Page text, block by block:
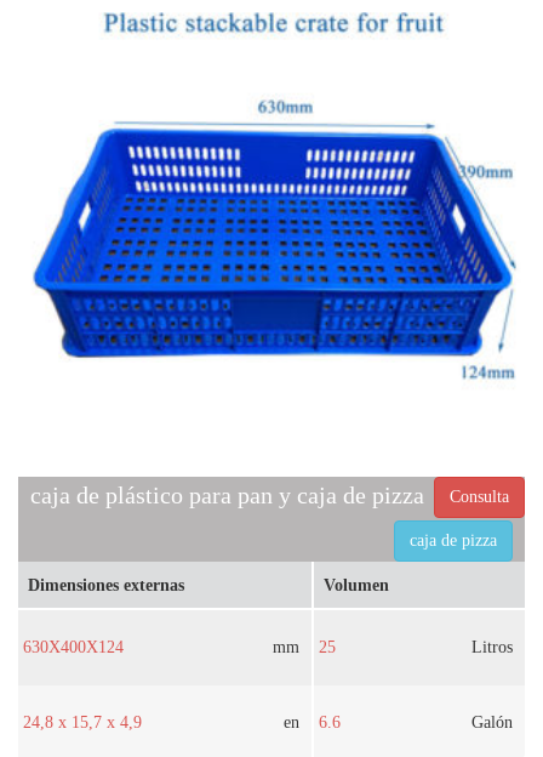
caja de plástico para pan y caja de pizza Consulta
caja de pizza
Dimensiones externas
630X400X124 mm
24,8 x 15,7 x 4,9 en
Volumen
25 Litros
6.6 Galón